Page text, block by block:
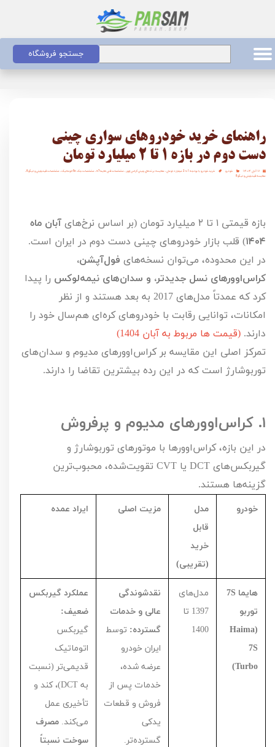
جستجو فروشگاه
راهنمای خرید خودروهای سواری چینی
دست دوم در بازه ۱ تا ۲ میلیارد تومان
۱۷ آبان ۱۴۰۴ خودرو خرید خودرو با بودجه 1 تا 2 میلیارد تومان ،مقایسه برندهای چینی کراس اوور ،مشخصات فنی هایما s7 ،مشخصات جک 5s اتوماتیک ،مشخصات فیدیلیتی و تیگو 8 ،
مقایسه فیدیلیتی و تیگو 8
بازه قیمتی ۱ تا ۲ میلیارد تومان (بر اساس نرخ‌های آبان ماه
۱۴۰۴) قلب بازار خودروهای چینی دست دوم در ایران است.
در این محدوده، می‌توان نسخه‌های فول‌آپشن،
کراس‌اوورهای نسل جدیدتر، و سدان‌های نیمه‌لوکس را پیدا
کرد که عمدتاً مدل‌های 2017 به بعد هستند و از نظر
امکانات، توانایی رقابت با خودروهای کره‌ای هم‌سال خود را
دارند. (قیمت ها مربوط به آبان 1404)
تمرکز اصلی این مقایسه بر کراس‌اوورهای مدیوم و سدان‌های
توربوشارژ است که در این رده بیشترین تقاضا را دارند.
۱. کراس‌اوورهای مدیوم و پرفروش
در این بازه، کراس‌اوورها با موتورهای توربوشارژ و
گیربکس‌های DCT یا CVT تقویت‌شده، محبوب‌ترین
گزینه‌ها هستند.
خودرو
مدل
قابل
خرید
(تقریبی)
مزیت اصلی ایراد عمده
هایما S
7
توربو
(
Haima
S
7
Turbo
)
مدل‌های
1397 تا
1400
نقدشوندگی
عالی و خدمات
گسترده: توسط
ایران خودرو
عرضه شده،
خدمات پس از
فروش و قطعات
یدکی
گسترده‌تر.
عملکرد گیربکس
ضعیف:
گیربکس
اتوماتیک
قدیمی‌تر (نسبت
به DCT)، کند و
تأخیری عمل
می‌کند. مصرف
سوخت نسبتاً